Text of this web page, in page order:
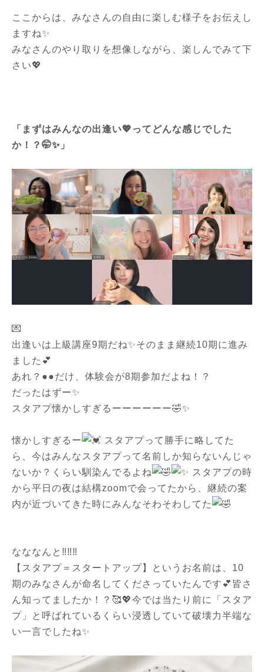
ここからは、みなさんの自由に楽しむ様子をお伝えし
ますね✨
みなさんのやり取りを想像しながら、楽しんでみて下
さい💖
「まずはみんなの出逢い💖ってどんな感じでした
か！？🤭✨」
💌
出逢いは上級講座9期だね✨そのまま継続10期に進み
ました💕
あれ？●●だけ、体験会が8期参加だよね！？
だったはずー✨
スタアプ懐かしすぎるーーーーーー🤣✨
懐かしすぎるー
スタアプって勝手に略してた
ら、今はみんなスタアプって名前しか知らないんじゃ
ないか？くらい馴染んでるよね
スタアプの時
から平日の夜は結構zoomで会ってたから、継続の案
内が近づいてきた時にみんなそわそわしてた
なななんと‼‼‼
【スタアプ＝スタートアップ】というお名前は、10
期のみなさんが命名してくださっていたんです💕皆さ
ん知ってましたか！？🥰💖今では当たり前に「スタア
プ」と呼ばれているくらい浸透していて破壊力半端な
い一言でしたね✨